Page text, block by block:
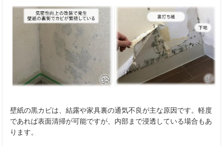
壁紙の黒カビは、結露や家具裏の通気不良が主な原因です。軽度
であれば表面清掃が可能ですが、内部まで浸透している場合もあ
ります。